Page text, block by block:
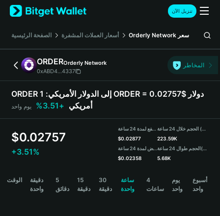
English
日本語
Русский
Español (Latinoamérica)
Türkçe
Deutsch
简体中文
Português (Portugal)
Bahasa Indonesia
বাংলা
تنزيل الآن
الصفحة الرئيسية أسعار العملات المشفرة Orderly Network سعر
ORDEROrderly Network
0xABD4...4337
المخاطر
ORDER إلى الدولار الأمريكي: 1 ORDER = 0.02757$ دولار
أمريكي +3.51% يوم واحد
$0.02757
+3.51%
مرتفع لمدة 24 ساعة
$0.02877
منخفض لمدة 24 ساعة
$0.02358
الحجم خلال 24 ساعة (ORDER)
223.59K
الحجم طوال 24 ساعة(USDT)
5.68K
الوقت
دقيقة
واحدة
5
دقائق
15
دقيقة
30
دقيقة
ساعة
واحدة
4
ساعات
يوم
واحد
أسبوع
واحد